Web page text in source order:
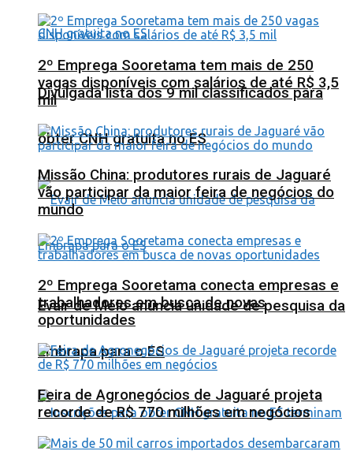
Divulgada lista dos 9 mil classificados para
obter CNH gratuita no ES
Evair de Melo anuncia unidade de pesquisa da
Embrapa para o ES
2º Emprega Sooretama tem mais de 250
vagas disponíveis com salários de até R$ 3,5
mil
Missão China: produtores rurais de Jaguaré
vão participar da maior feira de negócios do
mundo
2º Emprega Sooretama conecta empresas e
trabalhadores em busca de novas
oportunidades
Feira de Agronegócios de Jaguaré projeta
recorde de R$ 770 milhões em negócios